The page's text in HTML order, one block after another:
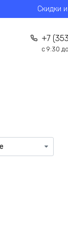
Скидки
+7
с 9:30